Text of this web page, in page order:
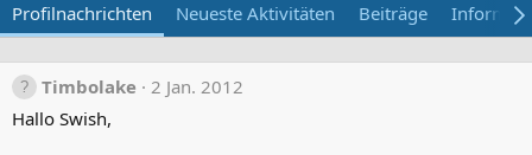
Profilnachrichten Neueste Aktivitäten Beiträge
Timbolake
2 Jan. 2012
Hallo Swish,